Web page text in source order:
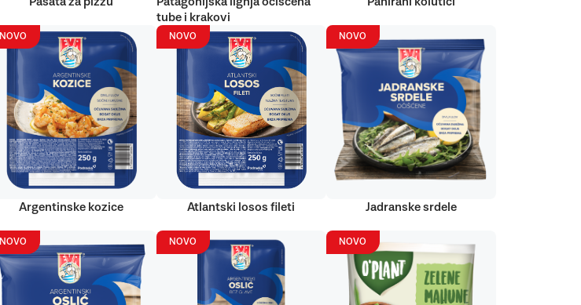
tube i krakovi
NOVO
Argentinske kozice
NOVO
Atlantski losos fileti
NOVO
Jadranske srdele
NOVO NOVO NOVO